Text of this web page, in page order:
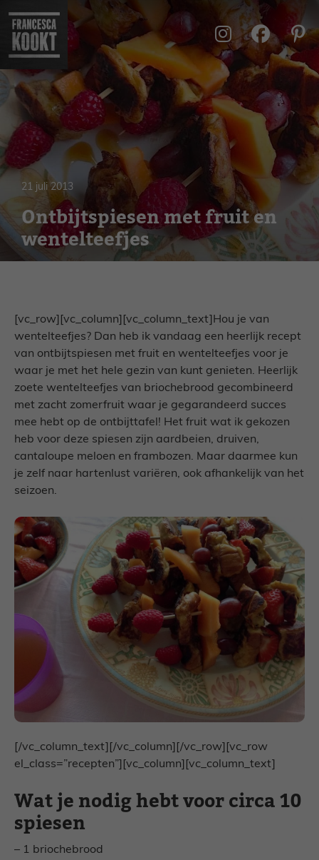
naar
inhoud
21 juli 2013
Ontbijtspiesen met fruit en
wentelteefjes
[vc_row][vc_column][vc_column_text]Hou je van
wentelteefjes? Dan heb ik vandaag een heerlijk recept
van ontbijtspiesen met fruit en wentelteefjes voor je
waar je met het hele gezin van kunt genieten. Heerlijk
zoete wentelteefjes van briochebrood gecombineerd
met zacht zomerfruit waar je gegarandeerd succes
mee hebt op de ontbijttafel! Het fruit wat ik gekozen
heb voor deze spiesen zijn aardbeien, druiven,
cantaloupe meloen en frambozen. Maar daarmee kun
je zelf naar hartenlust variëren, ook afhankelijk van het
seizoen.
[/vc_column_text][/vc_column][/vc_row][vc_row
el_class=”recepten”][vc_column][vc_column_text]
Wat je nodig hebt voor circa 10
spiesen
– 1 briochebrood